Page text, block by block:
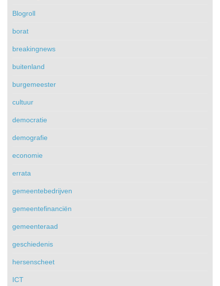
Blogroll
borat
breakingnews
buitenland
burgemeester
cultuur
democratie
demografie
economie
errata
gemeentebedrijven
gemeentefinanciën
gemeenteraad
geschiedenis
hersenscheet
ICT